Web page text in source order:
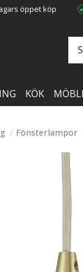
öppet köp
KÖK
Fönsterlampor